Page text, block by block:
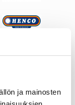
ja mainosten